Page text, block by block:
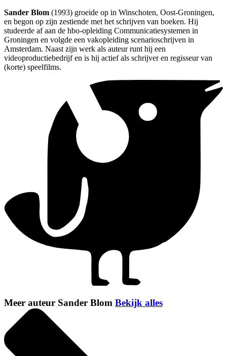
Sander Blom (1993) groeide op in Winschoten, Oost-Groningen,
en begon op zijn zestiende met het schrijven van boeken. Hij
studeerde af aan de hbo-opleiding Communicatiesystemen in
Groningen en volgde een vakopleiding scenarioschrijven in
Amsterdam. Naast zijn werk als auteur runt hij een
videoproductiebedrijf en is hij actief als schrijver en regisseur van
(korte) speelfilms.
Meer auteur Sander Blom Bekijk alles